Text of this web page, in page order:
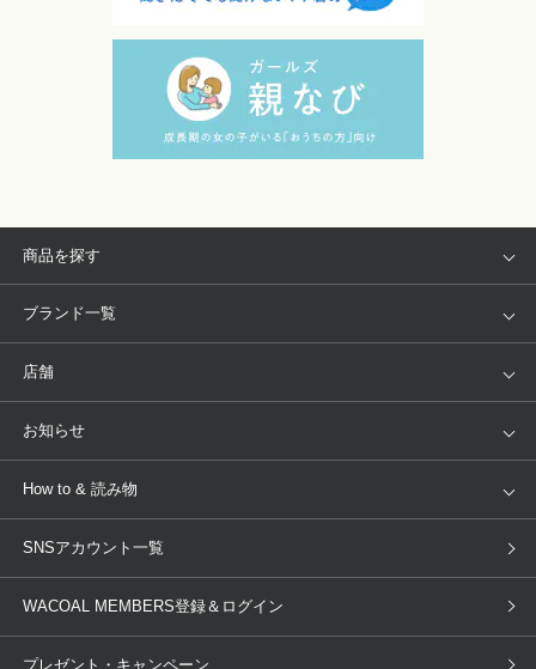
商品を探す
アイテム
トピックス
ブランド一覧
WACOAL
AMPHI une nana cool
OUR WACOAL
WACOAL Remamma
店舗
店舗を探す
ブラ無料診断
3Dボディスキャン
お知らせ
新着情報
商品回収
How to & 読み物
下着の基礎知識
ブラパン ワコールスタイル
SNSアカウント一覧
WACOAL MEMBERS登録＆ログイン
プレゼント・キャンペーン